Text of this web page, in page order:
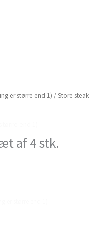
er større end 1) / Store steak
af 4 stk.